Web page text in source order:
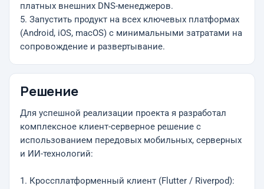
платных внешних DNS-менеджеров.
5. Запустить продукт на всех ключевых платформах
(Android, iOS, macOS) с минимальными затратами на
сопровождение и развертывание.
Решение
Для успешной реализации проекта я разработал
комплексное клиент-серверное решение с
использованием передовых мобильных, серверных
и ИИ-технологий:
1. Кроссплатформенный клиент (Flutter / Riverpod):